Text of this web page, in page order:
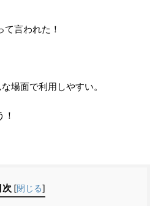
言われた！
場面で利用しやすい。
次 [閉じる]